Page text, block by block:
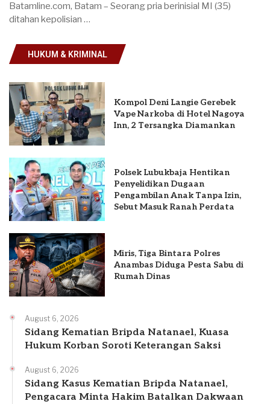
Batamline.com, Batam – Seorang pria berinisial MI (35)
ditahan kepolisian …
HUKUM & KRIMINAL
Kompol Deni Langie Gerebek
Vape Narkoba di Hotel Nagoya
Inn, 2 Tersangka Diamankan
Polsek Lubukbaja Hentikan
Penyelidikan Dugaan
Pengambilan Anak Tanpa Izin,
Sebut Masuk Ranah Perdata
Miris, Tiga Bintara Polres
Anambas Diduga Pesta Sabu di
Rumah Dinas
August 6, 2026
Sidang Kematian Bripda Natanael, Kuasa
Hukum Korban Soroti Keterangan Saksi
August 6, 2026
Sidang Kasus Kematian Bripda Natanael,
Pengacara Minta Hakim Batalkan Dakwaan